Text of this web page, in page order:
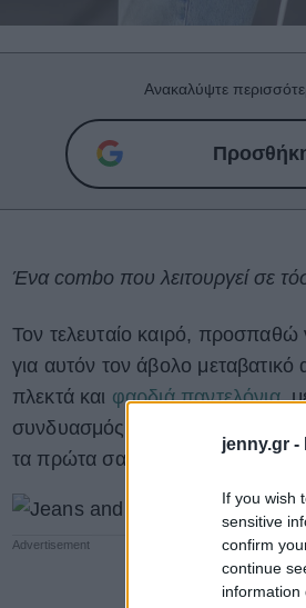
jenny.gr -
If you wish
sensitive
confirm
continue
information
Ανακαλύψτε
Ένα combo που λειτουργεί σε
Τον τελευταίο καιρό,
για αυτόν τον άβολο
πλεκτά και φαρδιά παντελόνια,
συνδυασμός στον οποίο
τα πρώτα σανδάλια.